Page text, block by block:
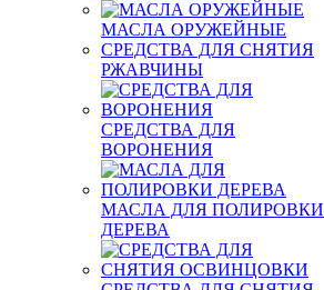
МАСЛА ОРУЖЕЙНЫЕ
СРЕДСТВА ДЛЯ СНЯТИЯ
РЖАВЧИНЫ
СРЕДСТВА ДЛЯ
ВОРОНЕНИЯ
МАСЛА ДЛЯ ПОЛИРОВКИ
ДЕРЕВА